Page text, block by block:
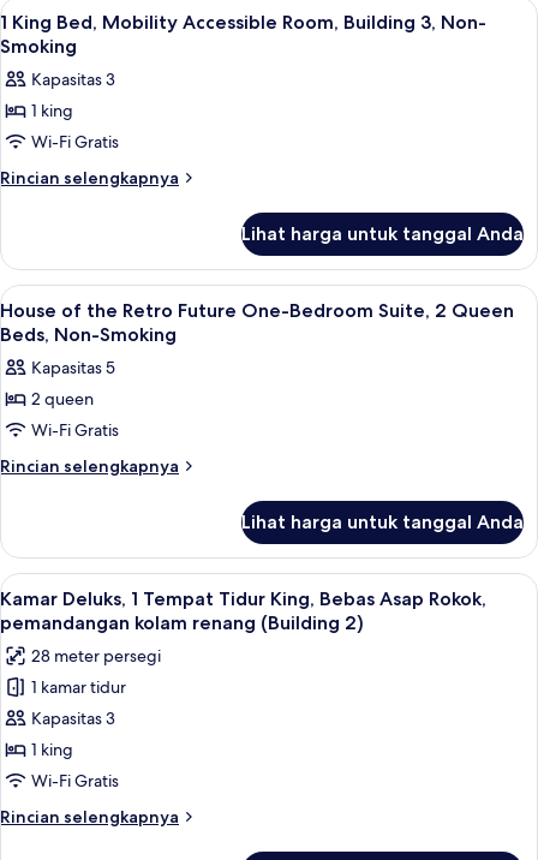
Tempat
Tidur
akses
difabel,
Asap
Rokok
(Building
Lihat
semua
foto
untuk
1
King
Bed,
Room,
Building
3,
Non-
Smoking
Bantalan ekstra lembut, brankas, dan
1
1 King Bed, Mobility Accessible Room, Building 3, Non-
Smoking
Kapasitas 3
1 king
Wi-Fi Gratis
Rincian selengkapnya
Rincian
1
King
Bed,
Mobility
Accessible
Room,
Building
Non-
Smoking
Lihat harga untuk tanggal Anda
Lihat
semua
foto
untuk
House
of
the
One-
Bedroom
Suite,
2
Queen
Beds,
Non-
Smoking
Bantalan ekstra lembut, brankas, dan
7
House of the Retro Future One-Bedroom Suite, 2 Queen
Beds, Non-Smoking
Kapasitas 5
2 queen
Wi-Fi Gratis
Rincian selengkapnya
Rincian
House
of
the
Retro
Future
One-
Bedroom
Suite,
2
Queen
Non-
Smoking
Lihat harga untuk tanggal Anda
Lihat
semua
foto
untuk
Kamar
Deluks,
1
Tempat
Tidur
King,
Kamar Deluks, 1 Tempat Tidur King,
4
Kamar Deluks, 1 Tempat Tidur King, Bebas Asap Rokok,
pemandangan kolam renang (Building 2)
28 meter persegi
1 kamar tidur
Kapasitas 3
1 king
Wi-Fi Gratis
Rincian selengkapnya
Rincian